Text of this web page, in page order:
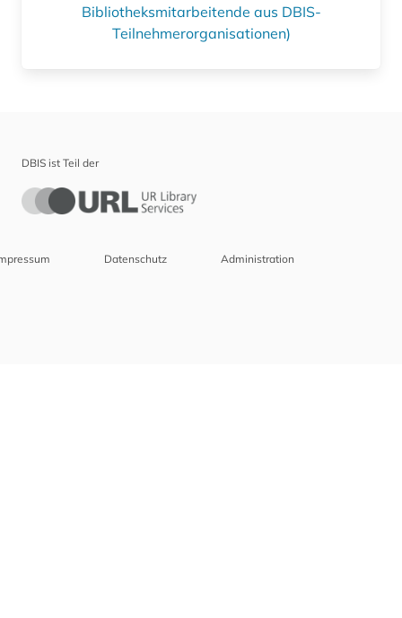
Bibliotheksmitarbeitende aus DBIS-
Teilnehmerorganisationen)
DBIS ist Teil der
Datenschutz Administration